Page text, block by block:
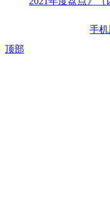
手
顶部